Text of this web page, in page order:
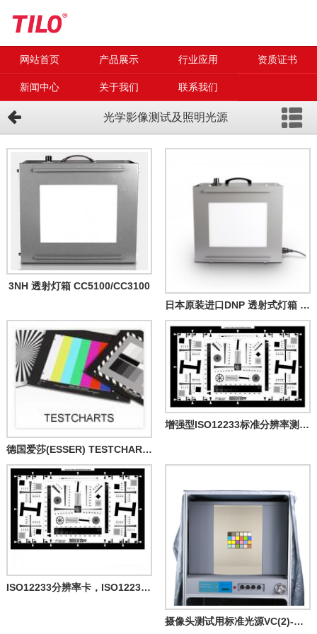
网站首页 产品展示 行业应用 资质证书
新闻中心 关于我们 联系我们
光学影像测试及照明光源
3NH 透射灯箱 CC5100/CC3100
日本原装进口DNP 透射式灯箱 SDCV3500
德国爱莎(ESSER) TESTCHARTS sorted by numbers
增强型ISO12233标准分辨率测试卡
ISO12233分辨率卡，ISO12233解析度卡（全系列现货供应）
摄像头测试用标准光源VC(2)-卧式 TILO VideoChecker